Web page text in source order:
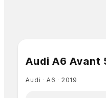
Audi A6 Avant
Audi ∙ A6 ∙ 2019